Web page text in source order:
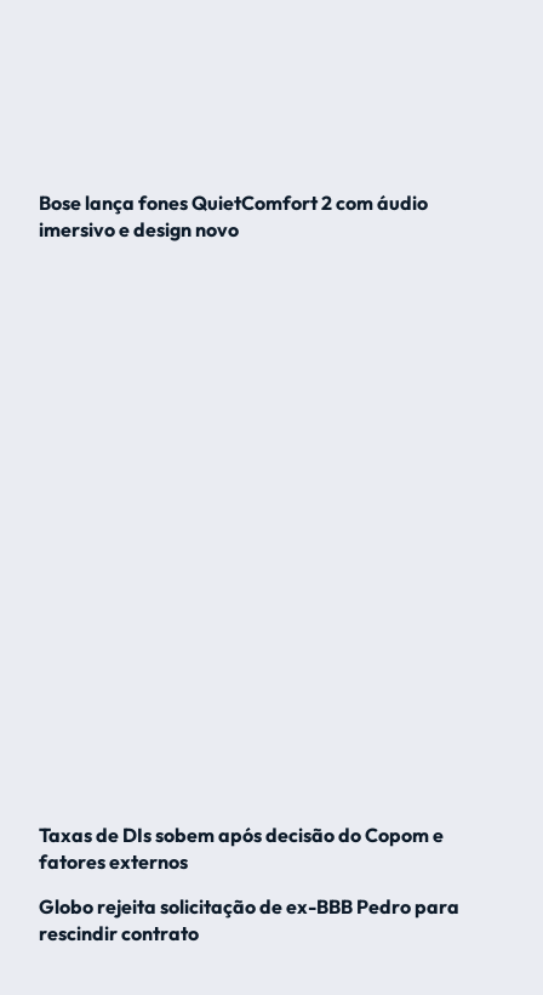
Bose lança fones QuietComfort 2 com áudio
imersivo e design novo
Taxas de DIs sobem após decisão do Copom e
fatores externos
Globo rejeita solicitação de ex-BBB Pedro para
rescindir contrato